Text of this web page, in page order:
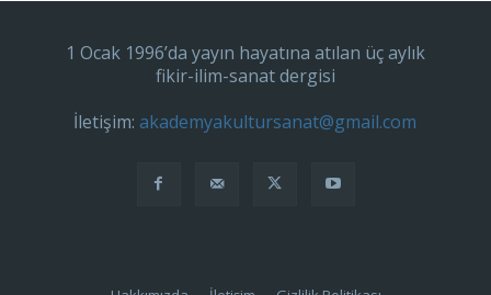
1 Ocak 1996’da yayın hayatına atılan üç aylık
fikir-ilim-sanat dergisi
İletişim:akademyakultursanat@gmail.com